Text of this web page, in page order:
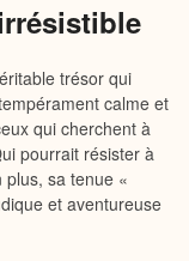
trésor qui
calme et
qui cherchent à
pourrait résister à
sa tenue «
et aventureuse